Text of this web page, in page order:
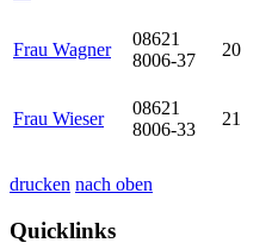
Frau Wagner
08621
8006-37
20
Frau Wieser
08621
8006-33
21
drucken nach oben
Quicklinks